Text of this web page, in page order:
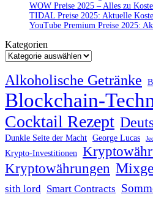
WOW Preise 2025 – Alles zu
TIDAL Preise 2025: Aktuelle
YouTube Premium Preise 2025:
Kategorien
Alkoholische Getränke
Blockchain-
Cocktail Rezept
Dunkle Seite der Macht George Lucas
Krypto-Investitionen
Kryptowährungen
sith lord Smart Contracts